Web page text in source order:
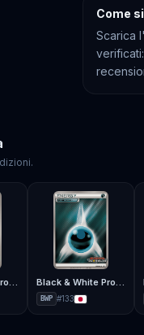
Come
Scarica
Black & White Promos Black & White Promos
BWP #133